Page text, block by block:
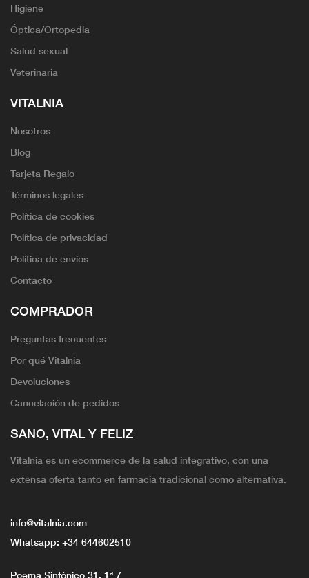
Higiene
Óptica/Ortopedia
Salud sexual
Veterinaria
VITALNIA
Nosotros
Blog
Tarjeta Regalo
Términos legales
Política de cookies
Política de privacidad
Política de envíos
Contacto
COMPRADOR
Preguntas frecuentes
Por qué Vitalnia
Devoluciones
Cancelación de pedidos
SANO, VITAL Y FELIZ
Vitalnia es un ecommerce de la salud integrativo, con una
extensa oferta tanto en farmacia tradicional como alternativa.
info@vitalnia.com
Whatsapp: +34 644602510
Poema Sinfónico 31, 1ª 7